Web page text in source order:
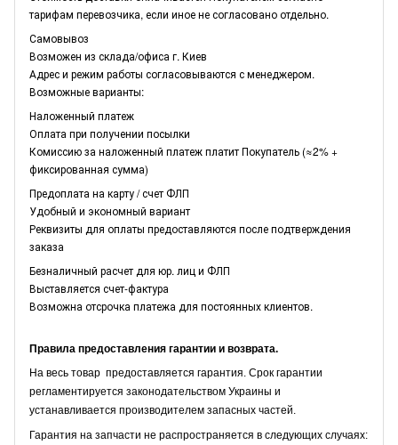
тарифам перевозчика, если иное не согласовано отдельно.
Самовывоз
Возможен из склада/офиса г. Киев
Адрес и режим работы согласовываются с менеджером.
Возможные варианты:
Наложенный платеж
Оплата при получении посылки
Комиссию за наложенный платеж платит Покупатель (≈2% +
фиксированная сумма)
Предоплата на карту / счет ФЛП
Удобный и экономный вариант
Реквизиты для оплаты предоставляются после подтверждения
заказа
Безналичный расчет для юр. лиц и ФЛП
Выставляется счет-фактура
Возможна отсрочка платежа для постоянных клиентов.
Правила предоставления гарантии и возврата.
На весь товар предоставляется гарантия. Срок гарантии
регламентируется законодательством Украины и
устанавливается производителем запасных частей.
Гарантия на запчасти не распространяется в следующих случаях: